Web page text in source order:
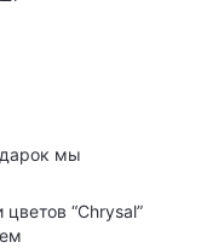
мы
“Chrysal”